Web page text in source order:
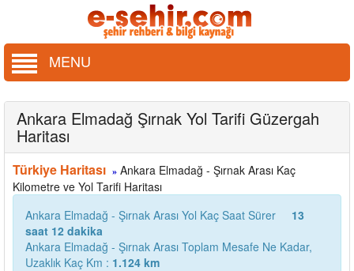
MENU
Ankara Elmadağ Şırnak Yol Tarifi Güzergah
Haritası
Türkiye Haritası » Ankara Elmadağ - Şırnak Arası Kaç
Kilometre ve Yol Tarifi Haritası
Ankara Elmadağ - Şırnak Arası Yol Kaç Saat Sürer
13
saat 12 dakika
Ankara Elmadağ - Şırnak Arası Toplam Mesafe Ne Kadar,
Uzaklık Kaç Km : 1.124 km